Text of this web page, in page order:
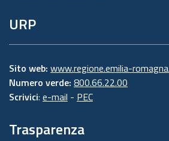
URP
Sito web: www.regione.emilia-
Numero verde: 800.66.22.00
Scrivici: e-mail - PEC
Trasparenza